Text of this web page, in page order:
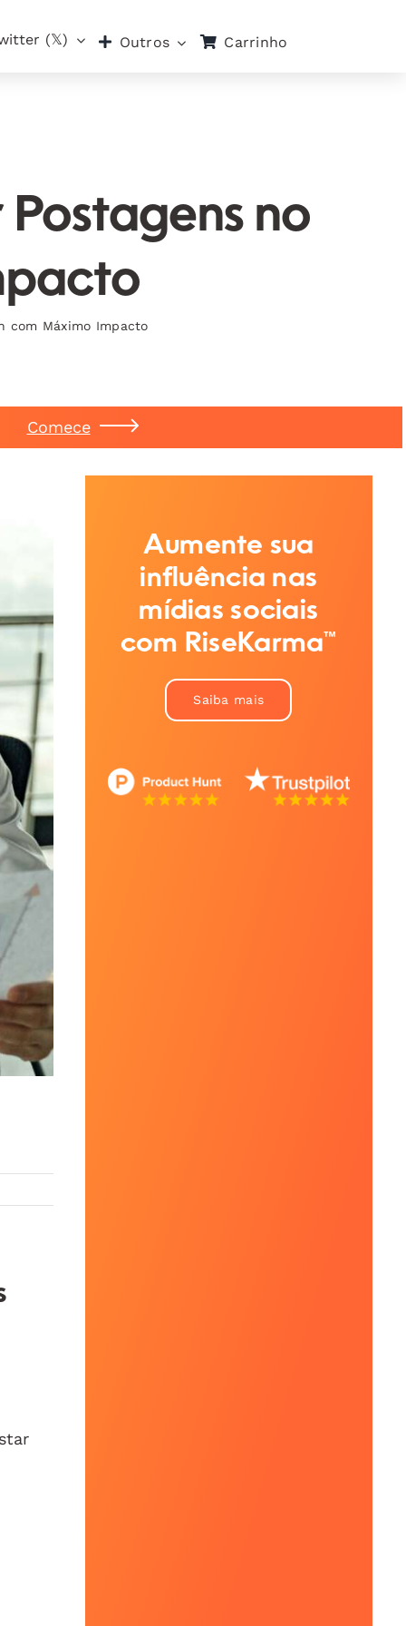
(𝕏) Outros Carrinho
no
com Máximo Impacto
Comece
Aumente sua
influência nas
mídias sociais
com RiseKarma™
Saiba mais